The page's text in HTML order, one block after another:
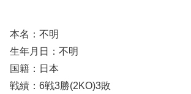
本名：不明
生年月日：不明
国籍：日本
戦績：6戦3勝(2KO)3敗